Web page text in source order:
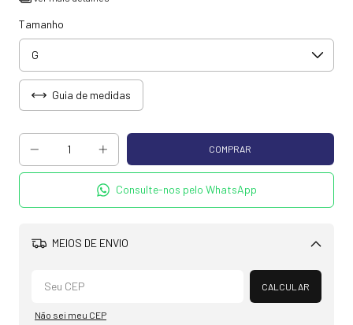
Tamanho
Guia de medidas
Consulte-nos pelo WhatsApp
MEIOS DE ENVIO
Alterar CEP
CALCULAR
Não sei meu CEP